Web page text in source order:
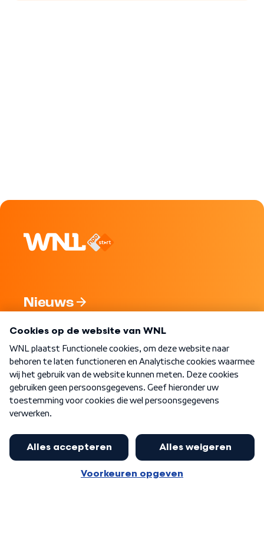
Nieuws
Nieuwsbrief
Word Lid